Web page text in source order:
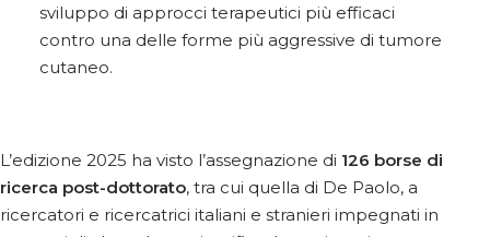
sviluppo di approcci terapeutici più efficaci
contro una delle forme più aggressive di tumore
cutaneo.
L’edizione 2025 ha visto l’assegnazione di 126 borse di
ricerca post-dottorato, tra cui quella di De Paolo, a
ricercatori e ricercatrici italiani e stranieri impegnati in